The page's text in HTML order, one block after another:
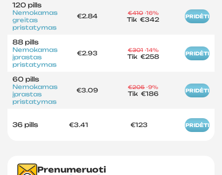
120 pills
Nemokamas
greitas
pristatymas
€2.84 €410 -16%
Tik€342 PRIDĖTI
88 pills
Nemokamas
įprastas
pristatymas
€2.93 €301 -14%
Tik €258 PRIDĖTI
60 pills
Nemokamas
įprastas
pristatymas
€3.09 €205 -9%
Tik €186 PRIDĖTI
36 pills €3.41 €123 PRIDĖTI
Prenumeruoti